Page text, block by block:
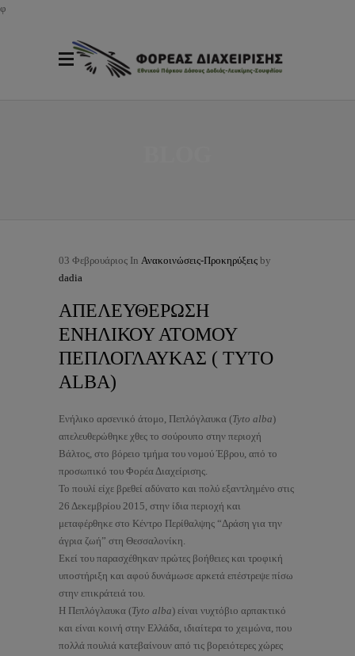
φ
03 Φεβρουάριος In Ανακοινώσεις-Προκηρύξεις by
dadia
ΑΠΕΛΕΥΘΕΡΩΣΗ
ΕΝΗΛΙΚΟΥ ΑΤΟΜΟΥ
ΠΕΠΛΟΓΛΑΥΚΑΣ ( TYTO
ALBA)
Ενήλικο αρσενικό άτομο, Πεπλόγλαυκα (Tyto alba)
απελευθερώθηκε χθες το σούρουπο στην περιοχή
Βάλτος, στο βόρειο τμήμα του νομού Έβρου, από το
προσωπικό του Φορέα Διαχείρισης.
Το πουλί είχε βρεθεί αδύνατο και πολύ εξαντλημένο στις
26 Δεκεμβρίου 2015, στην ίδια περιοχή και
μεταφέρθηκε στο Κέντρο Περίθαλψης “Δράση για την
άγρια ζωή” στη Θεσσαλονίκη.
Εκεί του παρασχέθηκαν πρώτες βοήθειες και τροφική
υποστήριξη και αφού δυνάμωσε αρκετά επέστρεψε πίσω
στην επικράτειά του.
Η Πεπλόγλαυκα (Tyto alba) είναι νυχτόβιο αρπακτικό
και είναι κοινή στην Ελλάδα, ιδιαίτερα το χειμώνα, που
πολλά πουλιά κατεβαίνουν από τις βορειότερες χώρες